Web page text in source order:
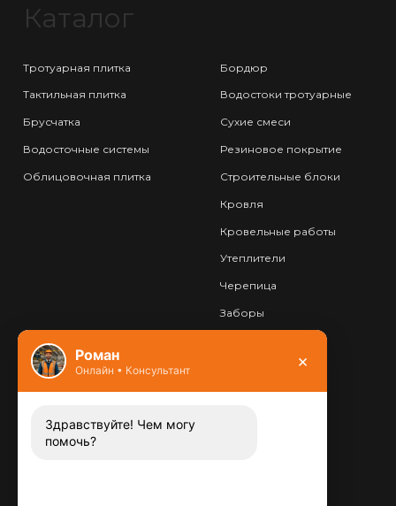
Каталог
Тротуарная плитка
Тактильная плитка
Брусчатка
Водосточные системы
Облицовочная плитка
Бордюр
Водостоки тротуарные
Сухие смеси
Резиновое покрытие
Строительные блоки
Кровля
Кровельные работы
Утеплители
Черепица
Заборы
Контакты
Заказать звонок
Роман
Онлайн • Консультант ×
Здравствуйте! Чем могу
помочь?